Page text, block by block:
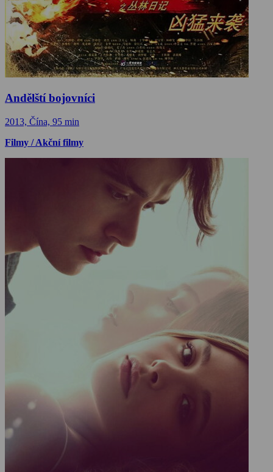
Andělští bojovníci
2013, Čína, 95 min
Filmy / Akční filmy